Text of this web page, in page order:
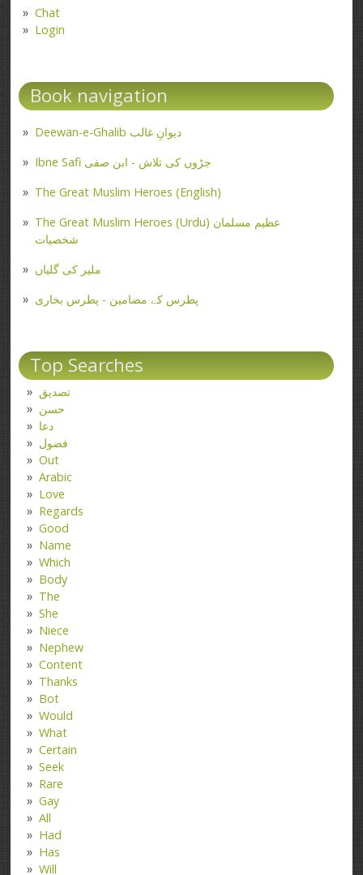
Chat
Login
Book navigation
Deewan-e-Ghalib دیوانِ غالب
Ibne Safi جڑوں کی تلاش - ابن صفی
The Great Muslim Heroes (English)
The Great Muslim Heroes (Urdu) عظیم مسلمان
شخصیات
ملیر کی گلیاں
پطرس کے مضامین - پطرس بخاری
Top Searches
تصدیق
حسن
دعا
فضول
Out
Arabic
Love
Regards
Good
Name
Which
Body
The
She
Niece
Nephew
Content
Thanks
Bot
Would
What
Certain
Seek
Rare
Gay
All
Had
Has
Will